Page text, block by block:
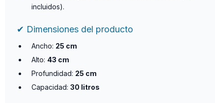
incluidos).
✔ Dimensiones del producto
Ancho: 25 cm
Alto: 43 cm
Profundidad: 25 cm
Capacidad: 30 litros